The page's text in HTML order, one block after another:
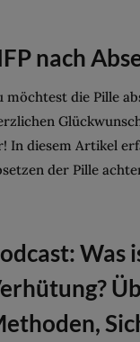
nach
möchtest die Pille
In diesem Artikel
der Pille
Was